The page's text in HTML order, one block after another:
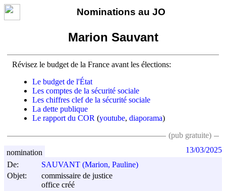
Nominations au JO
Marion Sauvant
Révisez le budget de la France avant les élections:
Le budget de l'État
Les comptes de la sécurité sociale
Les chiffres clef de la sécurité sociale
La dette publique
Le rapport du COR (youtube, diaporama)
(pub gratuite)
De:
SAUVANT (Marion, Pauline)
Objet:
commissaire de justice
office créé
nomination 13/03/2025